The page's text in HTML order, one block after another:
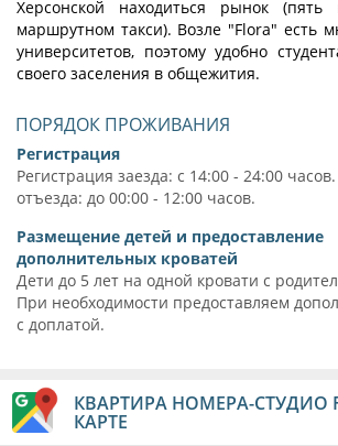
Херсонской находиться рынок
маршрутном такси). Возле "Flora" есть
университетов, поэтому удобно
своего заселения в общежития.
ПОРЯДОК ПРОЖИВАНИЯ
Регистрация
Регистрация заезда: с 14:00 - 24:00
отъезда: до 00:00 - 12:00 часов.
Размещение детей и предоставление
дополнительных кроватей
Дети до 5 лет на одной кровати с
При необходимости предоставляем
с доплатой.
КВАРТИРА НОМЕРА-СТУДИО
КАРТЕ